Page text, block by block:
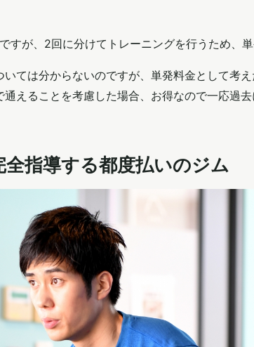
が、2回に分けてトレーニングを行うため、
ては分からないのですが、単発料金として考
えることを考慮した場合、お得なので一応過
指導する都度払いのジム